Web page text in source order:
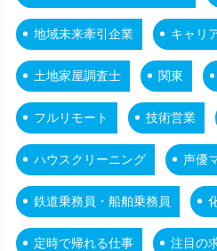
地域未来牽引企業 キャリ
土地家屋調査士 関東
フルリモート 技術営業
ハウスクリーニング 声優
鉄道乗務員・船舶乗務員
定時で帰れる仕事 注目の